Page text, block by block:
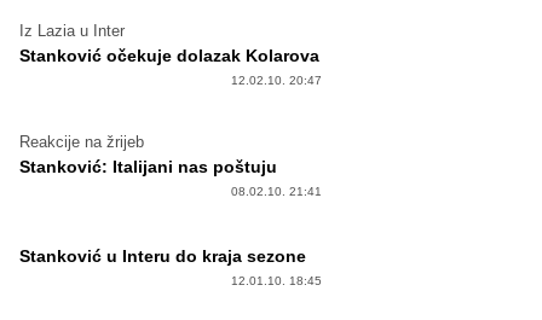
Iz Lazia u Inter
Stanković očekuje dolazak Kolarova
12.02.10. 20:47
Reakcije na žrijeb
Stanković: Italijani nas poštuju
08.02.10. 21:41
Stanković u Interu do kraja sezone
12.01.10. 18:45